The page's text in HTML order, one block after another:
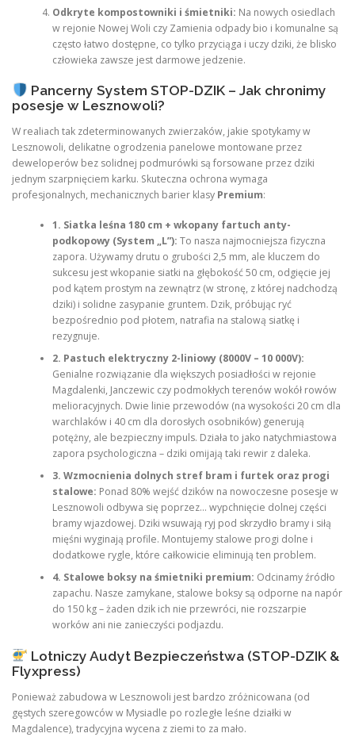
Odkryte kompostowniki i śmietniki: Na nowych osiedlach
w rejonie Nowej Woli czy Zamienia odpady bio i komunalne są
często łatwo dostępne, co tylko przyciąga i uczy dziki, że blisko
człowieka zawsze jest darmowe jedzenie.
Pancerny System STOP-DZIK – Jak chronimy
posesje w Lesznowoli?
W realiach tak zdeterminowanych zwierzaków, jakie spotykamy w
Lesznowoli, delikatne ogrodzenia panelowe montowane przez
deweloperów bez solidnej podmurówki są forsowane przez dziki
jednym szarpnięciem karku. Skuteczna ochrona wymaga
profesjonalnych, mechanicznych barier klasy Premium:
1. Siatka leśna 180 cm + wkopany fartuch anty-
podkopowy (System „L”): To nasza najmocniejsza fizyczna
zapora. Używamy drutu o grubości 2,5 mm, ale kluczem do
sukcesu jest wkopanie siatki na głębokość 50 cm, odgięcie jej
pod kątem prostym na zewnątrz (w stronę, z której nadchodzą
dziki) i solidne zasypanie gruntem. Dzik, próbując ryć
bezpośrednio pod płotem, natrafia na stalową siatkę i
rezygnuje.
2. Pastuch elektryczny 2-liniowy (8000V – 10 000V):
Genialne rozwiązanie dla większych posiadłości w rejonie
Magdalenki, Janczewic czy podmokłych terenów wokół rowów
melioracyjnych. Dwie linie przewodów (na wysokości 20 cm dla
warchlaków i 40 cm dla dorosłych osobników) generują
potężny, ale bezpieczny impuls. Działa to jako natychmiastowa
zapora psychologiczna – dziki omijają taki rewir z daleka.
3. Wzmocnienia dolnych stref bram i furtek oraz progi
stalowe: Ponad 80% wejść dzików na nowoczesne posesje w
Lesznowoli odbywa się poprzez… wypchnięcie dolnej części
bramy wjazdowej. Dziki wsuwają ryj pod skrzydło bramy i siłą
mięśni wyginają profile. Montujemy stalowe progi dolne i
dodatkowe rygle, które całkowicie eliminują ten problem.
4. Stalowe boksy na śmietniki premium: Odcinamy źródło
zapachu. Nasze zamykane, stalowe boksy są odporne na napór
do 150 kg – żaden dzik ich nie przewróci, nie rozszarpie
worków ani nie zanieczyści podjazdu.
Lotniczy Audyt Bezpieczeństwa (STOP-DZIK &
Flyxpress)
Ponieważ zabudowa w Lesznowoli jest bardzo zróżnicowana (od
gęstych szeregowców w Mysiadle po rozległe leśne działki w
Magdalence), tradycyjna wycena z ziemi to za mało.